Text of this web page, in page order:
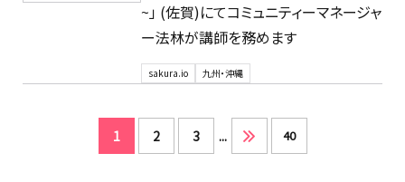
~」 (佐賀)にてコミュニティーマネージャ
ー法林が講師を務めます
sakura.io 九州・沖縄
1 2 3 ... 40